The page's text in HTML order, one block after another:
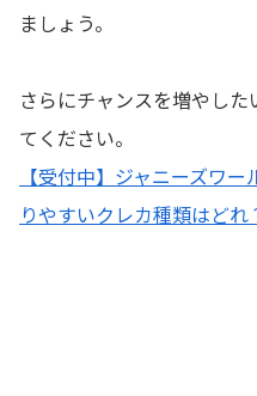
ましょう。
さらにチャンスを増やし
てください。
【受付中】ジャニーズワ
りやすいクレカ種類はどれ